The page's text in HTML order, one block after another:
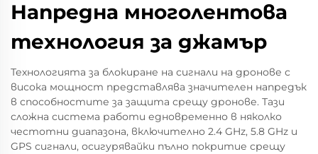
Напредна многолентова
технология за джамър
Технологията за блокиране на сигнали на дронове с
висока мощност представлява значителен напредък
в способностите за защита срещу дронове. Тази
сложна система работи едновременно в няколко
честотни диапазона, включително 2.4 GHz, 5.8 GHz и
GPS сигнали, осигурявайки пълно покритие срещу